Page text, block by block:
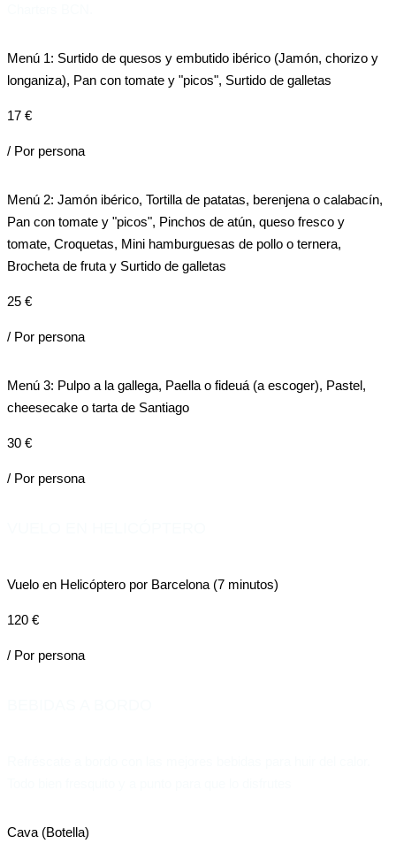
Menú 1: Surtido de quesos y embutido ibérico (Jamón, chorizo y
longaniza), Pan con tomate y "picos", Surtido de galletas
17 €
/ Por persona
Menú 2: Jamón ibérico, Tortilla de patatas, berenjena o calabacín,
Pan con tomate y "picos", Pinchos de atún, queso fresco y
tomate, Croquetas, Mini hamburguesas de pollo o ternera,
Brocheta de fruta y Surtido de galletas
25 €
/ Por persona
Menú 3: Pulpo a la gallega, Paella o fideuá (a escoger), Pastel,
cheesecake o tarta de Santiago
30 €
/ Por persona
Vuelo en Helicóptero por Barcelona (7 minutos)
120 €
/ Por persona
Cava (Botella)